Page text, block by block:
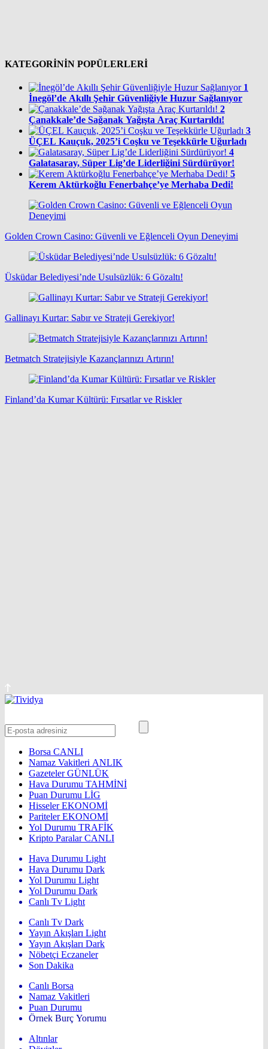
KATEGORİNİN POPÜLERLERİ
1
İnegöl’de Akıllı Şehir Güvenliğiyle Huzur Sağlanıyor
2
Çanakkale’de Sağanak Yağışta Araç Kurtarıldı!
3
ÜÇEL Kauçuk, 2025’i Coşku ve Teşekkürle Uğurladı
4
Galatasaray, Süper Lig’de Liderliğini Sürdürüyor!
5
Kerem Aktürkoğlu Fenerbahçe’ye Merhaba Dedi!
Golden Crown Casino: Güvenli ve Eğlenceli Oyun Deneyimi
Üsküdar Belediyesi’nde Usulsüzlük: 6 Gözaltı!
Gallinayı Kurtar: Sabır ve Strateji Gerekiyor!
Betmatch Stratejisiyle Kazançlarınızı Artırın!
Finland’da Kumar Kültürü: Fırsatlar ve Riskler
Borsa CANLI
Namaz Vakitleri ANLIK
GazetelerGÜNLÜK
Hava Durumu TAHMİNİ
Puan Durumu LİG
HisselerEKONOMİ
ParitelerEKONOMİ
Yol Durumu TRAFİK
Kripto ParalarCANLI
Hava Durumu Light
Hava Durumu Dark
Yol Durumu Light
Yol Durumu Dark
Canlı Tv Light
Canlı Tv Dark
Yayın Akışları Light
Yayın Akışları Dark
Nöbetçi Eczaneler
Son Dakika
Canlı Borsa
Namaz Vakitleri
Puan Durumu
Örnek Burç Yorumu
Altınlar